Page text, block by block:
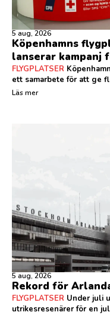
5 aug, 2026
Köpenhamns
lanserar kampanj
FLYGPLATSER
ett samarbete för att ge
Läs mer
5 aug, 2026
Rekord för
FLYGPLATSER Under juli
utrikesresenärer för en